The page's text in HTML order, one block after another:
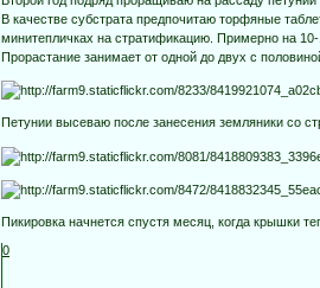
В качестве субстрата предпочитаю торфяные
минитепличках на стратификацию. Примерно на
Прорастание занимает от одной до двух с
Петунии высеваю после занесения земляники со
Пикировка начнется спустя месяц, когда крышки
0